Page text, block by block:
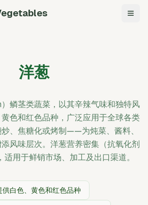
导航
洋葱
鳞茎类蔬菜，以其辛辣气味和独特风
色和红色品种，广泛应用于全球各类
、焦糖化或烤制——为炖菜、酱料、
风味层次。洋葱营养密集（抗氧化剂
用于鲜销市场、加工及出口渠道。
供白色、黄色和红色品种